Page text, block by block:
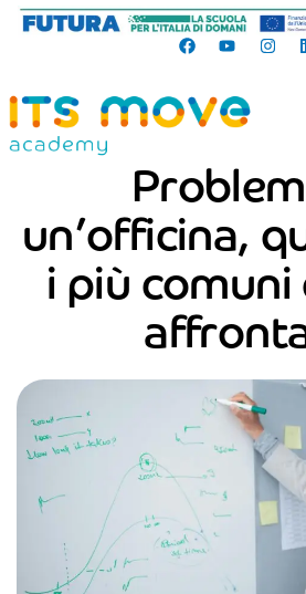
un’officina,
i più comuni